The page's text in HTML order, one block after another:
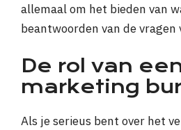
allemaal om het bieden van
beantwoorden van de vragen
De rol van
marketing
Als je serieus bent over het